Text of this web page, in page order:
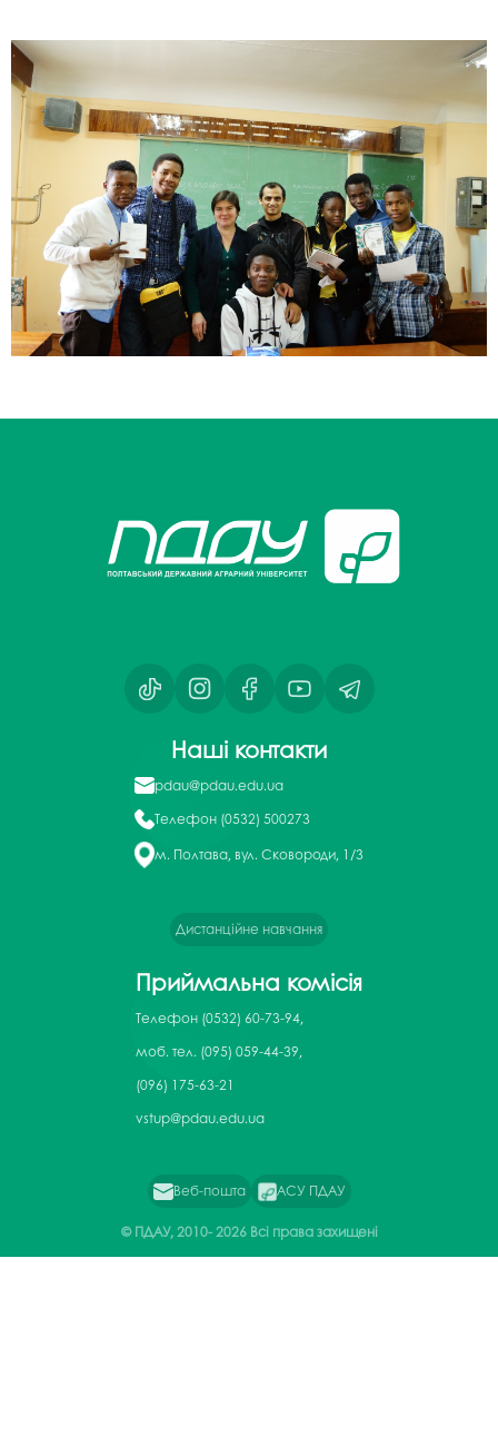
Наші контакти
pdau@pdau.edu.ua
Телефон (0532) 500273
м. Полтава, вул. Сковороди, 1/3
Дистанційне навчання
Приймальна комісія
Телефон (0532) 60-73-94,
моб. тел. (095) 059-44-39,
(096) 175-63-21
vstup@pdau.edu.ua
Веб-пошта АСУ ПДАУ
© ПДАУ, 2010-2026 Всі права захищені